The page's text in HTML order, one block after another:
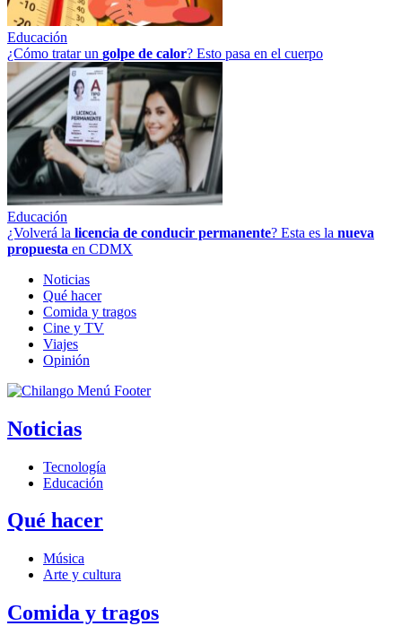
Educación
¿Cómo tratar un golpe de calor? Esto pasa en el cuerpo
Educación
¿Volverá la licencia de conducir permanente? Esta es la nueva
propuesta en CDMX
Noticias
Qué hacer
Comida y tragos
Cine y TV
Viajes
Opinión
Noticias
Tecnología
Educación
Qué hacer
Música
Arte y cultura
Comida y tragos